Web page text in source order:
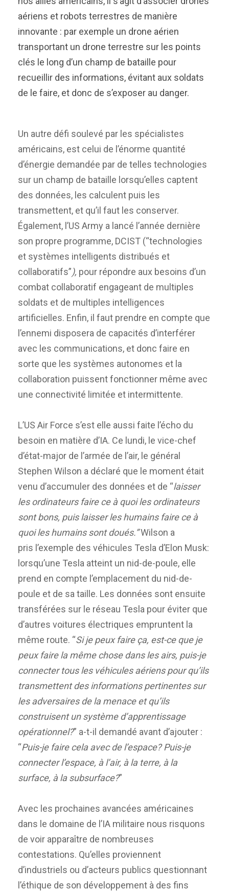
aériens et robots terrestres de manière
innovante : par exemple un drone aérien
transportant un drone terrestre sur les points
clés le long d’un champ de bataille pour
recueillir des informations, évitant aux soldats
de le faire, et donc de s’exposer au danger.
Un autre défi soulevé par les spécialistes
américains, est celui de l’énorme quantité
d’énergie demandée par de telles technologies
sur un champ de bataille lorsqu’elles captent
des données, les calculent puis les
transmettent, et qu’il faut les conserver.
Également, l’US Army a lancé l’année dernière
son propre programme, DCIST (“technologies
et systèmes intelligents distribués et
collaboratifs”), pour répondre aux besoins d’un
combat collaboratif engageant de multiples
soldats et de multiples intelligences
artificielles. Enfin, il faut prendre en compte que
l’ennemi disposera de capacités d’interférer
avec les communications, et donc faire en
sorte que les systèmes autonomes et la
collaboration puissent fonctionner même avec
une connectivité limitée et intermittente.
L’US Air Force s’est elle aussi faite l’écho du
besoin en matière d’IA. Ce lundi, le vice-chef
d’état-major de l’armée de l’air, le général
Stephen Wilson a déclaré que le moment était
venu d’accumuler des données et de “laisser
les ordinateurs faire ce à quoi les ordinateurs
sont bons, puis laisser les humains faire ce à
quoi les humains sont doués.”Wilson a
pris l’exemple des véhicules Tesla d’Elon Musk:
lorsqu’une Tesla atteint un nid-de-poule, elle
prend en compte l’emplacement du nid-de-
poule et de sa taille. Les données sont ensuite
transférées sur le réseau Tesla pour éviter que
d’autres voitures électriques empruntent la
même route. “Si je peux faire ça, est-ce que je
peux faire la même chose dans les airs, puis-je
connecter tous les véhicules aériens pour qu’ils
transmettent des informations pertinentes sur
les adversaires de la menace et qu’ils
construisent un système d’apprentissage
opérationnel?” a-t-il demandé avant d’ajouter :
“Puis-je faire cela avec de l’espace? Puis-je
connecter l’espace, à l’air, à la terre, à la
surface, à la subsurface?”
Avec les prochaines avancées américaines
dans le domaine de l’IA militaire nous risquons
de voir apparaître de nombreuses
contestations. Qu’elles proviennent
d’industriels ou d’acteurs publics questionnant
l’éthique de son développement à des fins